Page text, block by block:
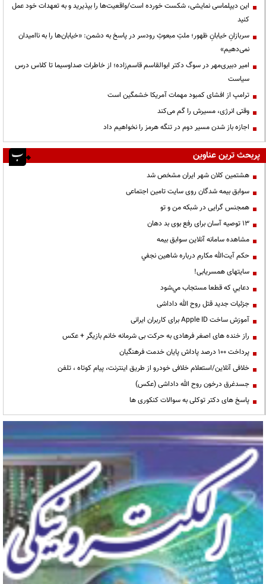
این دیپلماسی نمایشی، شکست خورده است/واقعیت‌ها را بپذیرید و به تعهدات خود عمل
کنید
سربازانِ خیابانِ ظهور؛ ملتِ مبعوثِ رودسر در پاسخ به دشمن: «خیابان‌ها را به ناامیدان
نمی‌دهیم»
امیر دبیری‌مهر در سوگ دکتر ابوالقاسم قاسم‌زاده؛ از خاطرات صداوسیما تا کلاس درس
سیاست
ترامپ از افشای کمبود مهمات آمریکا خشمگین است
وقتی انرژی، مسیرش را گم می‌کند
اجازه باز شدن مسیر دوم در تنگه هرمز را نخواهیم داد
پربحث ترین عناوین
هشتمین کلان شهر ایران مشخص شد
سوابق بیمه شدگان روی سایت تامین اجتماعی
همجنس گرایی در شبکه من و تو
13 توصیه آسان برای رفع بوی بد دهان
مشاهده سامانه آنلاين سوابق بیمه
حكم آيت‌الله مكارم درباره شاهين نجفي
سایتهای همسریابی!
دعايي كه قطعا مستجاب مي‌شود
جزئیات جدید قتل روح الله داداشی
آموزش ساخت Apple ID برای کاربران ایرانی
راز خنده های اصغر فرهادی به حرکت بی شرمانه خانم بازیگر + عکس
پرداخت ۱۰۰ درصد پاداش پایان خدمت فرهنگیان
خلافی آنلاین/استعلام خلافی خودرو از طریق اینترنت، پیام کوتاه ، تلفن
جسدغرق درخون روح الله داداشی (عکس)
پاسخ های دکتر توکلی به سوالات کنکوری ها